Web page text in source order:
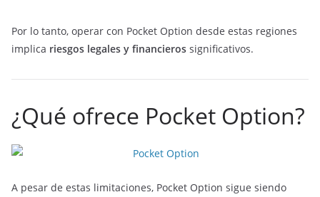
Por lo tanto, operar con Pocket Option desde estas regiones
implica riesgos legales y financieros significativos.
¿Qué ofrece Pocket Option?
A pesar de estas limitaciones, Pocket Option sigue siendo